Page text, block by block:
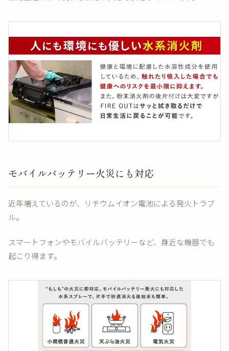
モバイルバッテリー火災にも対応
近年増えているのが、リチウムイオン電池による発火トラブ
ル。
スマートフォンやモバイルバッテリーなど、身近な機器でも
起こり得ます。